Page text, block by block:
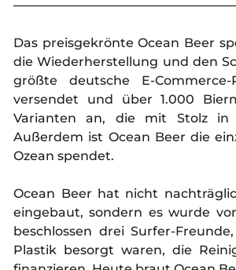
Das preisgekrönte Ocean Beer
die Wiederherstellung und den
größte deutsche E-
versendet und über 1.000
Varianten an, die mit Stolz in
Außerdem ist Ocean Beer die
Ozean spendet.
Ocean Beer hat nicht
eingebaut, sondern es wurde
beschlossen drei Surfer-
Plastik besorgt waren, die